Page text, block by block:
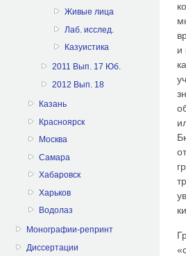
Живые лица
Лаб. исслед.
Казуистика
2011 Вып. 17 Юб.
2012 Вып. 18
Казань
Красноярск
Москва
Самара
Хабаровск
Харьков
Водолаз
Монографии-репринт
Диссертации
и